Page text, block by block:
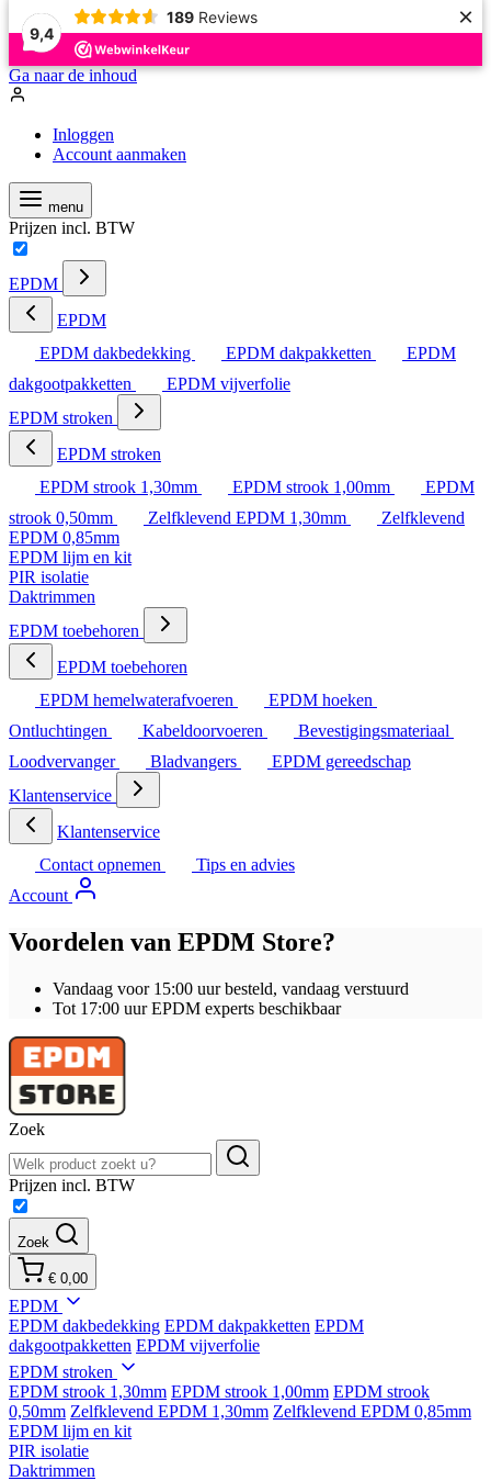
9,4
189 Reviews ×
Ga naar de inhoud
Inloggen
Account aanmaken
menu
Prijzen incl. BTW
EPDM
EPDM
EPDM dakbedekking
EPDM dakpakketten
EPDM
dakgootpakketten
EPDM vijverfolie
EPDM stroken
EPDM stroken
EPDM strook 1,30mm
EPDM strook 1,00mm
EPDM
strook 0,50mm
Zelfklevend EPDM 1,30mm
Zelfklevend
EPDM 0,85mm
EPDM lijm en kit
PIR isolatie
Daktrimmen
EPDM toebehoren
EPDM toebehoren
EPDM hemelwaterafvoeren
EPDM hoeken
Ontluchtingen
Kabeldoorvoeren
Bevestigingsmateriaal
Loodvervanger
Bladvangers
EPDM gereedschap
Klantenservice
Klantenservice
Contact opnemen
Tips en advies
Account
Voordelen van EPDM Store?
Vandaag voor 15:00 uur besteld, vandaag verstuurd
Tot 17:00 uur EPDM experts beschikbaar
Zoek
Prijzen incl. BTW
Zoek
€ 0,00
EPDM
EPDM dakbedekking EPDM dakpakketten EPDM
dakgootpakketten EPDM vijverfolie
EPDM stroken
EPDM strook 1,30mm EPDM strook 1,00mm EPDM strook
0,50mm Zelfklevend EPDM 1,30mm Zelfklevend EPDM 0,85mm
EPDM lijm en kit
PIR isolatie
Daktrimmen